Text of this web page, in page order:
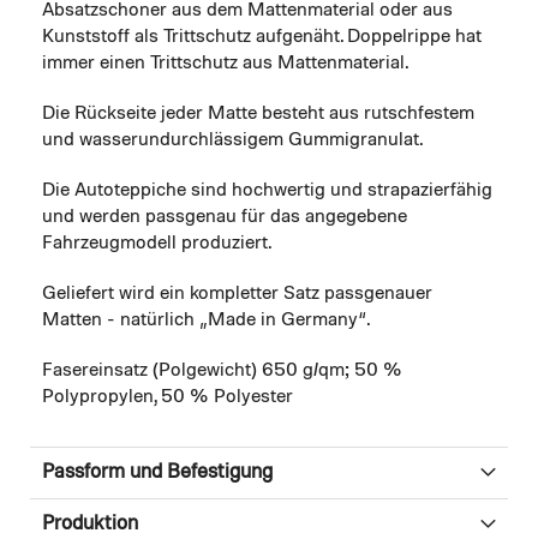
Absatzschoner aus dem Mattenmaterial oder aus
Kunststoff als Trittschutz aufgenäht. Doppelrippe hat
immer einen Trittschutz aus Mattenmaterial.
Die Rückseite jeder Matte besteht aus rutschfestem
und wasserundurchlässigem Gummigranulat.
Die Autoteppiche sind hochwertig und strapazierfähig
und werden passgenau für das angegebene
Fahrzeugmodell produziert.
Geliefert wird ein kompletter Satz passgenauer
Matten - natürlich „Made in Germany“.
Fasereinsatz (Polgewicht) 650 g/qm; 50 %
Polypropylen, 50 % Polyester
Passform und Befestigung
Produktion